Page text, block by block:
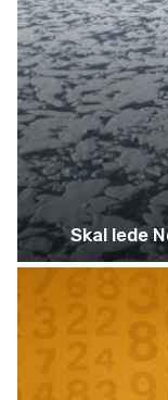
Skal lede